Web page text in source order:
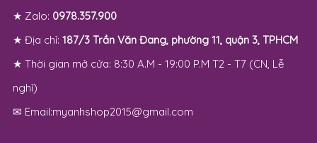
★ Zalo: 0978.357.900
★ Địa chỉ: 187/3 Trần Văn Đang, phường 11, quận 3, TPHCM
★ Thời gian mở cửa: 8:30 A.M - 19:00 P.M T2 - T7 (CN, Lễ
nghỉ)
✉ Email:myanhshop2015@gmail.com